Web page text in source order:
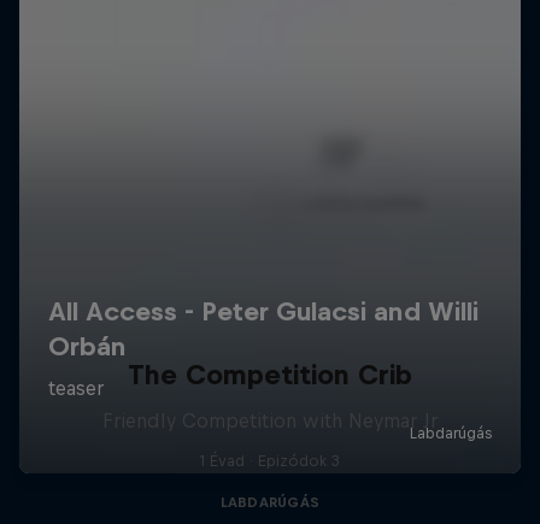
The Competition Crib
Friendly Competition with Neymar Jr
1 Évad · Epizódok 3
LABDARÚGÁS